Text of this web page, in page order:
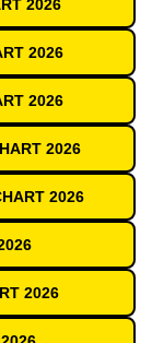
2026
2026
2026
2026
2026
2026